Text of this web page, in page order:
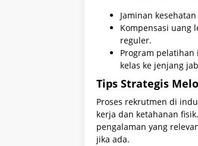
Jaminan
Kompensasi uang
reguler.
Program
kelas ke jenjang
Tips Strategis
Proses rekrutmen di
kerja dan ketahanan
pengalaman yang
jika ada.